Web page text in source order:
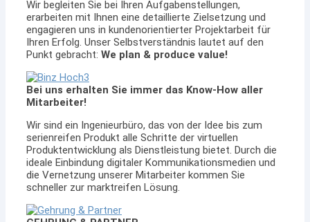
Wir begleiten Sie bei Ihren Aufgabenstellungen,
erarbeiten mit Ihnen eine detaillierte Zielsetzung und
engagieren uns in kundenorientierter Projektarbeit für
Ihren Erfolg. Unser Selbstverständnis lautet auf den
Punkt gebracht: We plan & produce value!
Bei uns erhalten Sie immer das Know-How aller
Mitarbeiter!
Wir sind ein Ingenieurbüro, das von der Idee bis zum
serienreifen Produkt alle Schritte der virtuellen
Produktentwicklung als Dienstleistung bietet. Durch die
ideale Einbindung digitaler Kommunikationsmedien und
die Vernetzung unserer Mitarbeiter kommen Sie
schneller zur marktreifen Lösung.